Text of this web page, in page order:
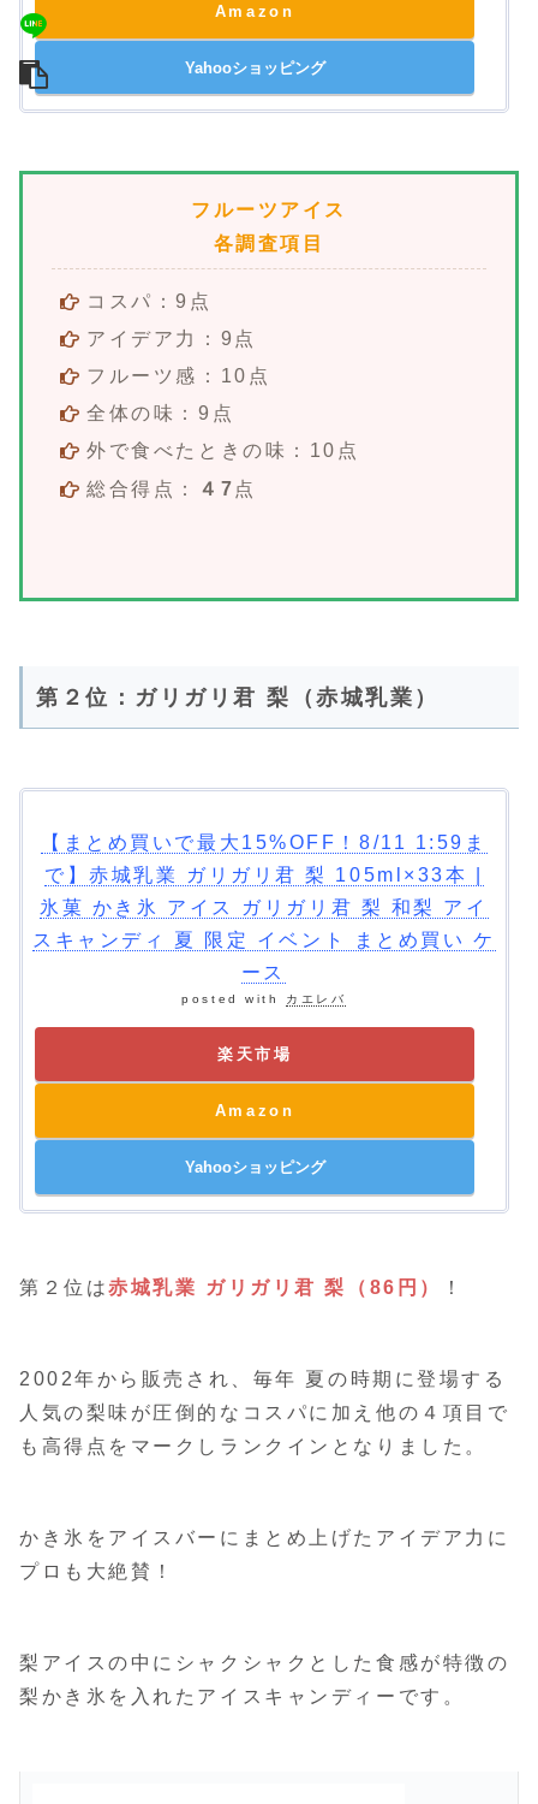
Amazon
Yahooショッピング
フルーツアイス
各調査項目
コスパ：9点
アイデア力：9点
フルーツ感：10点
全体の味：9点
外で食べたときの味：10点
総合得点：
４7 点
第２位：ガリガリ君 梨（赤城乳業）
【まとめ買いで最大15%OFF！8/11 1:59ま
で】赤城乳業 ガリガリ君 梨 105ml×33本 |
氷菓 かき氷 アイス ガリガリ君 梨 和梨 アイ
スキャンディ 夏 限定 イベント まとめ買い ケ
ース
posted with カエレバ
楽天市場
Amazon
Yahooショッピング
第２位は赤城乳業 ガリガリ君 梨（86円） ！
2002年から販売され、毎年 夏の時期に登場する
人気の梨味が圧倒的なコスパに加え他の４項目で
も高得点をマークしランクインとなりました。
かき氷をアイスバーにまとめ上げたアイデア力に
プロも大絶賛！
梨アイスの中にシャクシャクとした食感が特徴の
梨かき氷を入れたアイスキャンディーです。